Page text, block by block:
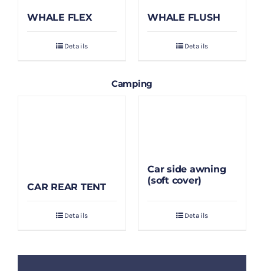
WHALE FLEX
Details
WHALE FLUSH
Details
Camping
CAR REAR TENT
Details
Car side awning
(soft cover)
Details